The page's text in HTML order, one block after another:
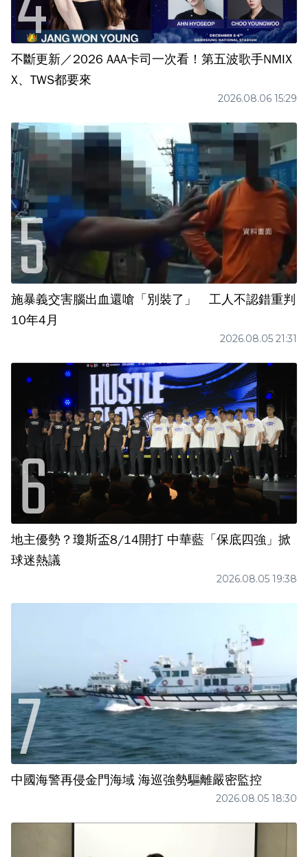
不斷更新／2026 AAA卡司一次看！第五波歌手NMIX
X、TWS都要來
2026.08.06 15:29
施暴義交害腦出血還嗆「別裝了」 工人不認錯重判
10年4月
2026.08.05 21:31
地主優勢？瓊斯盃8/14開打 中華藍「保底四強」掀
球迷熱議
2026.08.05 19:38
中國海警再侵金門海域 海巡強勢驅離嚴密監控
2026.08.05 18:30